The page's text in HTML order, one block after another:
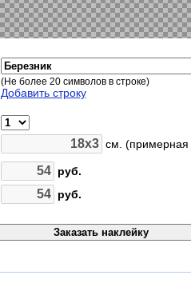
(Не более 20 символов в строке)
Добавить строку
см. (примерная
руб.
руб.